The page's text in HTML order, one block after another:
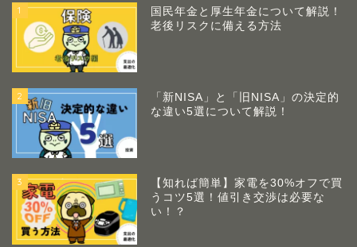
1
国民年金と厚生年金について解説！
老後リスクに備える方法
2
「新NISA」と「旧NISA」の決定的
な違い5選について解説！
3
【知れば簡単】家電を30%オフで買
うコツ5選！値引き交渉は必要な
い！？